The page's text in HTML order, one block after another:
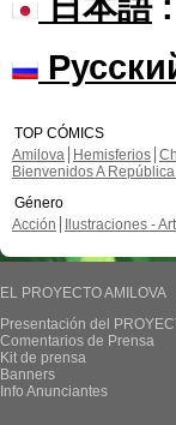
TOP CÓMICS
Amilova
Hemisferios
Bienvenidos A
Género
Acción
Ilustraciones -
EL PROYECTO AMILOVA
Presentación del
Comentarios de Prensa
Kit de prensa
Banners
Info Anunciantes